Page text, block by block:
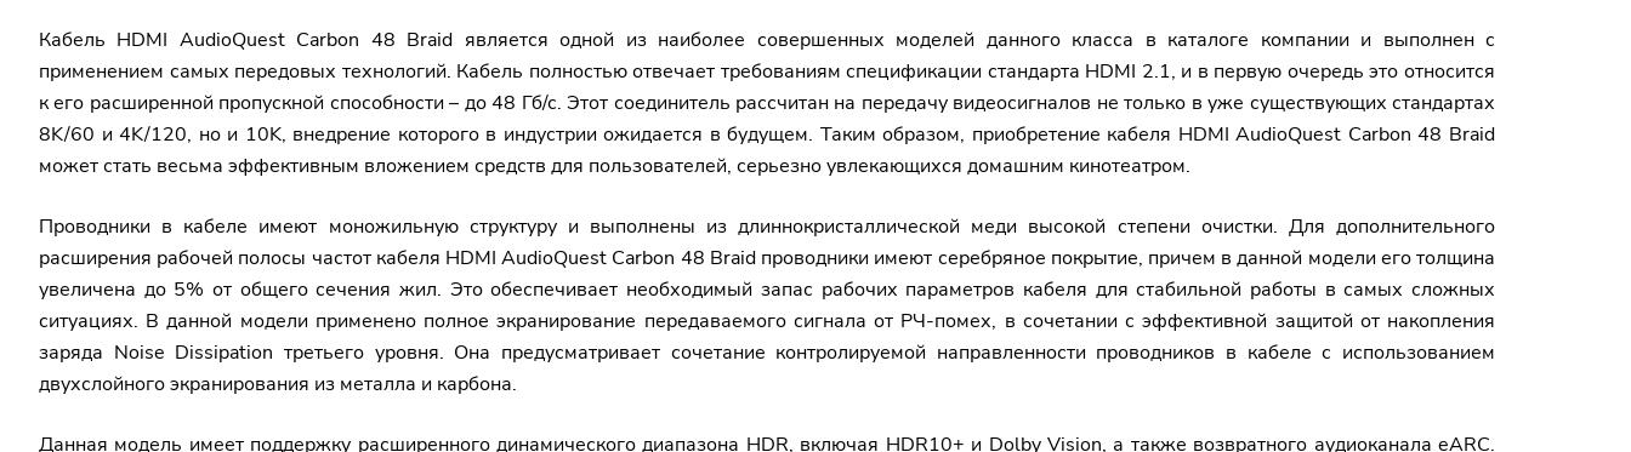
Кабель HDMI AudioQuest Carbon 48 Braid является одной из наиболее совершенных моделей данного класса в каталоге компании и выполнен с
применением самых передовых технологий. Кабель полностью отвечает требованиям спецификации стандарта HDMI 2.1, и в первую очередь это относится
к его расширенной пропускной способности – до 48 Гб/с. Этот соединитель рассчитан на передачу видеосигналов не только в уже существующих стандартах
8K/60 и 4K/120, но и 10K, внедрение которого в индустрии ожидается в будущем. Таким образом, приобретение кабеля HDMI AudioQuest Carbon 48 Braid
может стать весьма эффективным вложением средств для пользователей, серьезно увлекающихся домашним кинотеатром.
Проводники в кабеле имеют моножильную структуру и выполнены из длиннокристаллической меди высокой степени очистки. Для дополнительного
расширения рабочей полосы частот кабеля HDMI AudioQuest Carbon 48 Braid проводники имеют серебряное покрытие, причем в данной модели его толщина
увеличена до 5% от общего сечения жил. Это обеспечивает необходимый запас рабочих параметров кабеля для стабильной работы в самых сложных
ситуациях. В данной модели применено полное экранирование передаваемого сигнала от РЧ-помех, в сочетании с эффективной защитой от накопления
заряда Noise Dissipation третьего уровня. Она предусматривает сочетание контролируемой направленности проводников в кабеле с использованием
двухслойного экранирования из металла и карбона.
Данная модель имеет поддержку расширенного динамического диапазона HDR, включая HDR10+ и Dolby Vision, а также возвратного аудиоканала eARC.